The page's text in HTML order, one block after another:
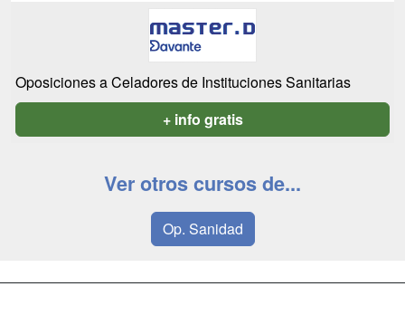
Oposiciones a Celadores de Instituciones Sanitarias
+ info gratis
Ver otros cursos de...
Op. Sanidad